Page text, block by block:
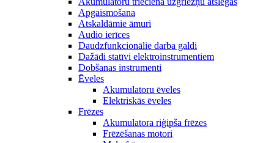
Apgaismošana
Atskaldāmie āmuri
Audio ierīces
Daudzfunkcionālie darba galdi
Dažādi statīvi elektroinstrumentiem
Dobšanas instrumenti
Ēveles
Akumulatoru ēveles
Elektriskās ēveles
Frēzes
Akumulatora riģipša frēzes
Frēzēšanas motori